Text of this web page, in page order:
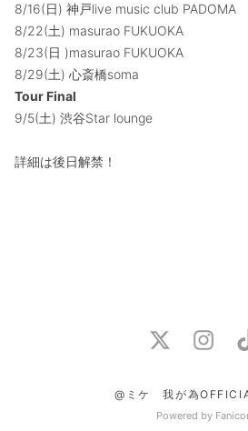
8/16(日) 神戸live music club PADOMA
8/22(土) masurao FUKUOKA
8/23(日 )masurao FUKUOKA
8/29(土) 心斎橋soma
Tour Final
9/5(土) 渋谷Star lounge
詳細は後日解禁！
@ミケ 我が為
Powered by